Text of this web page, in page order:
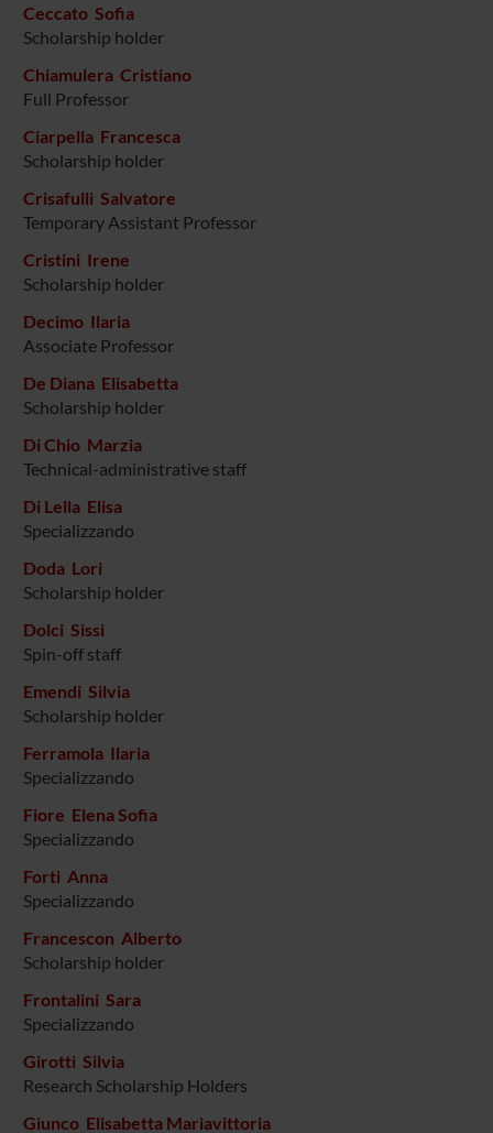
Ceccato Sofia
Scholarship holder
Chiamulera Cristiano
Full Professor
Ciarpella Francesca
Scholarship holder
Crisafulli Salvatore
Temporary Assistant Professor
Cristini Irene
Scholarship holder
Decimo Ilaria
Associate Professor
De Diana Elisabetta
Scholarship holder
Di Chio Marzia
Technical-administrative staff
Di Lella Elisa
Specializzando
Doda Lori
Scholarship holder
Dolci Sissi
Spin-off staff
Emendi Silvia
Scholarship holder
Ferramola Ilaria
Specializzando
Fiore Elena Sofia
Specializzando
Forti Anna
Specializzando
Francescon Alberto
Scholarship holder
Frontalini Sara
Specializzando
Girotti Silvia
Research Scholarship Holders
Giunco Elisabetta Mariavittoria